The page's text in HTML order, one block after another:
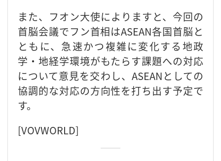
また、フオン大使によりますと、今回の
首脳会議でフン首相はASEAN各国首脳と
ともに、急速かつ複雑に変化する地政
学・地経学環境がもたらす課題への対応
について意見を交わし、ASEANとしての
協調的な対応の方向性を打ち出す予定で
す。
[VOVWORLD]